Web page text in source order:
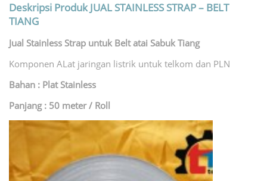
Deskripsi ProdukJUAL STAINLESS STRAP – BELT
TIANG
Jual Stainless Strap untuk Belt atai Sabuk Tiang
Komponen ALat jaringan listrik untuk telkom dan PLN
Bahan : Plat Stainless
Panjang : 50 meter / Roll